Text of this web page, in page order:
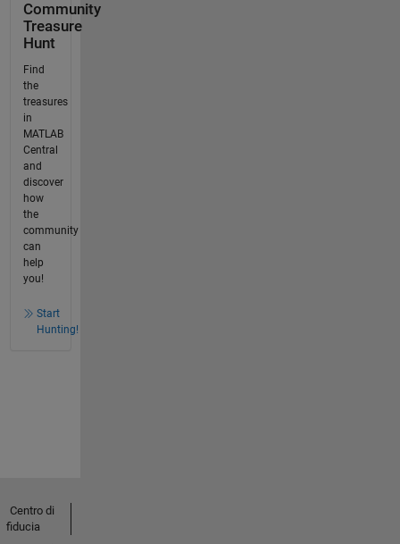
Community
Treasure
Hunt
Find
the
treasures
in
MATLAB
Central
and
discover
how
the
community
can
help
you!
Start
Hunting!
Centro di
fiducia